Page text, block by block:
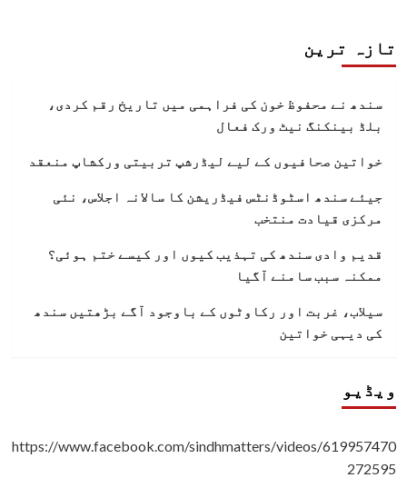
تازہ ترین
سندھ نے محفوظ خون کی فراہمی میں تاریخ رقم کردی،
بلڈ بینکنگ نیٹ ورک فعال
خواتین صحافیوں کے لیے لیڈرشپ تربیتی ورکشاپ منعقد
جیئے سندھ اسٹوڈنٹس فیڈریشن کا سالانہ اجلاس، نئی
مرکزی قیادت منتخب
قدیم وادی سندھ کی تہذیب کیوں اور کیسے ختم ہوئی؟
ممکنہ سبب سامنے آگیا
سیلاب، غربت اور رکاوٹوں کے باوجود آگے بڑھتیں سندھ
کی دیہی خواتین
ویڈیو
https://www.facebook.com/sindhmatters/videos/619957470
272595